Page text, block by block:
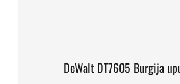
DeWalt DT7605 Burgija